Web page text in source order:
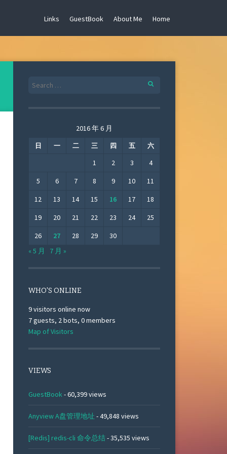
Links GuestBook About Me Home
Search
2016 年 6 月
日 一 二 三 四 五 六
1 2 3
4
5
6 7 8 9 10
11
12
13 14 15 16 17
18
19
20 21 22 23 24
25
26
27 28 29
30
« 5 月
7 月 »
WHO'S ONLINE
9 visitors online now
7 guests, 2 bots, 0 members
Map of Visitors
VIEWS
GuestBook- 60,399 views
Anyview A盘管理地址 - 49,848 views
[Redis] redis-cli 命令总结- 35,535 views